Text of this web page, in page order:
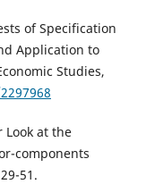
of Specification
Application to
Studies,
Look at the
components
51.